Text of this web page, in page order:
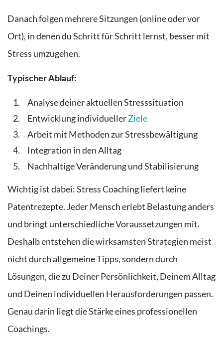
Danach folgen mehrere Sitzungen (online oder vor
Ort), in denen du Schritt für Schritt lernst, besser mit
Stress umzugehen.
Typischer Ablauf:
Analyse deiner aktuellen Stresssituation
Entwicklung individuellerZiele
Arbeit mit Methoden zur Stressbewältigung
Integration in den Alltag
Nachhaltige Veränderung und Stabilisierung
Wichtig ist dabei: Stress Coaching liefert keine
Patentrezepte. Jeder Mensch erlebt Belastung anders
und bringt unterschiedliche Voraussetzungen mit.
Deshalb entstehen die wirksamsten Strategien meist
nicht durch allgemeine Tipps, sondern durch
Lösungen, die zu Deiner Persönlichkeit, Deinem Alltag
und Deinen individuellen Herausforderungen passen.
Genau darin liegt die Stärke eines professionellen
Coachings.